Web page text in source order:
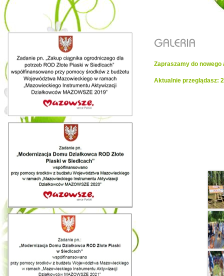
Zapraszamy do nowego
Aktualnie przeglądasz: